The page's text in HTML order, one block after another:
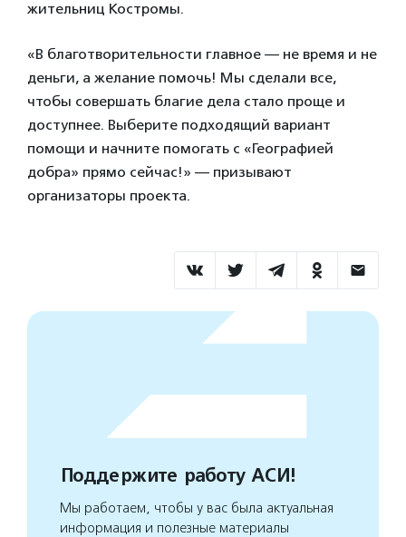
жительниц Костромы.
«В благотворительности главное — не время и не
деньги, а желание помочь! Мы сделали все,
чтобы совершать благие дела стало проще и
доступнее. Выберите подходящий вариант
помощи и начните помогать с «Географией
добра» прямо сейчас!» — призывают
организаторы проекта.
Поддержите работу АСИ!
Мы работаем, чтобы у вас была актуальная
информация и полезные материалы